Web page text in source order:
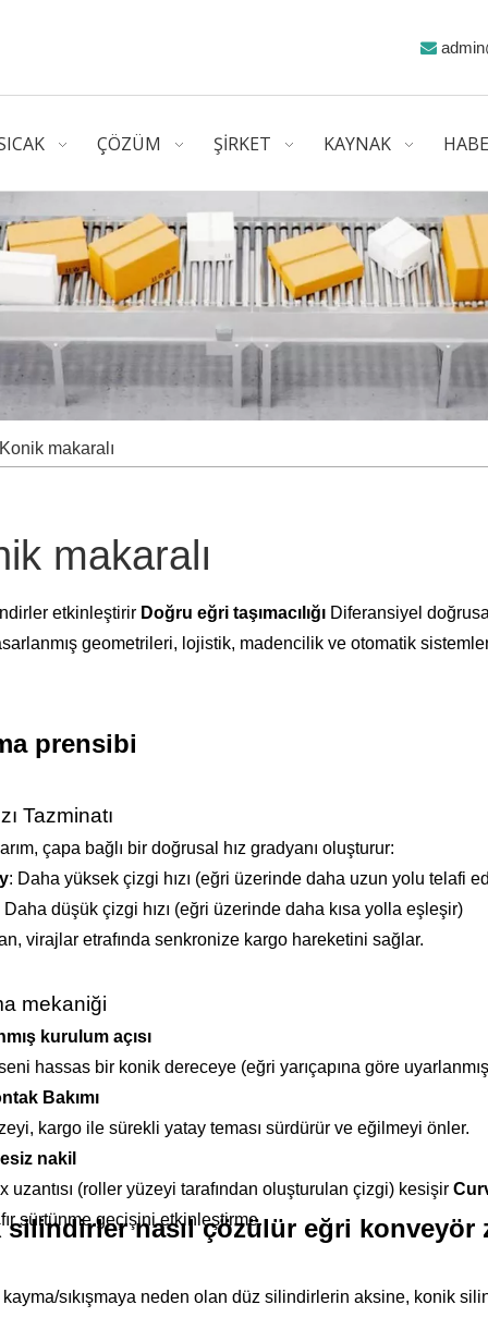

ÇÖZÜM ŞİRKET KAYNAK
Konik makaralı
makaralı
etkinleştirir Doğru eğri taşımacılığı Diferansiyel
geometrileri, lojistik, madencilik ve otomatik
prensibi
Tazminatı
çapa bağlı bir doğrusal hız gradyanı oluşturur:
: Daha yüksek çizgi hızı (eğri üzerinde daha uzun yolu telafi
Daha düşük çizgi hızı (eğri üzerinde daha kısa yolla eşleşir)
virajlar etrafında senkronize kargo hareketini sağlar.
mekaniği
kurulum açısı
hassas bir konik dereceye (eğri yarıçapına göre
Bakımı
kargo ile sürekli yatay teması sürdürür ve eğilmeyi önler.
nakil
uzantısı (roller yüzeyi tarafından oluşturulan çizgi) kesişir
sürtünme geçişini etkinleştirme.
nasıl çözülür eğri konveyör
sıkışmaya neden olan düz silindirlerin aksine, konik